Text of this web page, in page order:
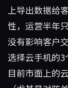
上导出数据给
性，运营半年
没有影响客户交
选择云手机的3
目前市面上的